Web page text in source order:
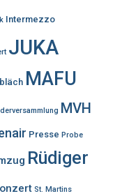
Intermezzo
JUKA
MAFU
MVH
Presse Probe
Rüdiger
St. Martins